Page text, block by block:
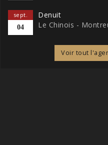
sept.
04
Denuit
Le Chinois -
Voir tout